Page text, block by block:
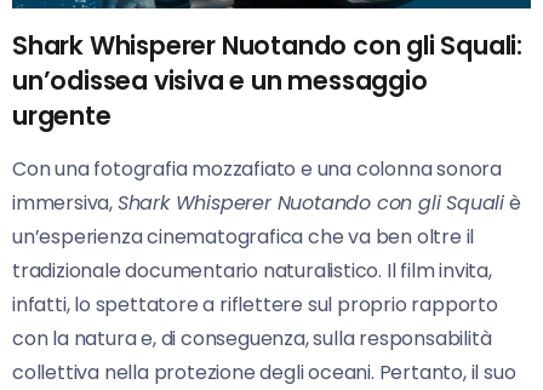
Shark Whisperer Nuotando con gli Squali:
un’odissea visiva e un messaggio
urgente
Con una fotografia mozzafiato e una colonna sonora
immersiva,Shark Whisperer Nuotando con gli Squaliè
un’esperienza cinematografica che va ben oltre il
tradizionale documentario naturalistico. Il film invita,
infatti, lo spettatore a riflettere sul proprio rapporto
con la natura e, di conseguenza, sulla responsabilità
collettiva nella protezione degli oceani. Pertanto, il suo